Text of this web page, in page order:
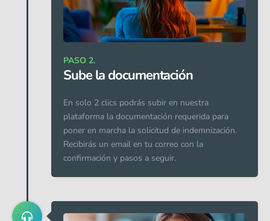
PASO 2.
Sube la documentación
En solo 2 clics podrás subir en nuestra
plataforma la documentación requerida para
poner en marcha la solicitud de indemnización.
Recibirás un email en tu correo con la
confirmación y pasos a seguir.